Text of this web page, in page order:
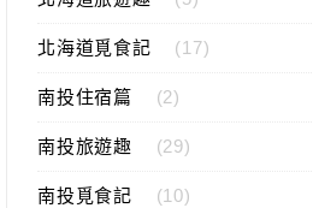
北海道覓食記 (17)
南投住宿篇 (2)
南投旅遊趣 (29)
南投覓食記 (10)